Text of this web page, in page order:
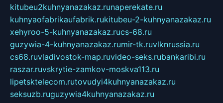
kitubeu2kuhnyanazakaz.runaperekate.ru
kuhnyaofabrikaufabrik.rukitubeu-2-kuhnyanazakaz.ru
xehyroo-5-kuhnyanazakaz.rucs-68.ru
guzywia-4-kuhnyanazakaz.rumir-tk.ruvlknrussia.ru
cs68.ruvladivostok-map.ruvideo-seks.rubankaribi.ru
raszar.ruvskrytie-zamkov-moskva113.ru
lipetsktelecom.rutovudyi4kuhnyanazakaz.ru
seksuzb.ruguzywia4kuhnyanazakaz.ru